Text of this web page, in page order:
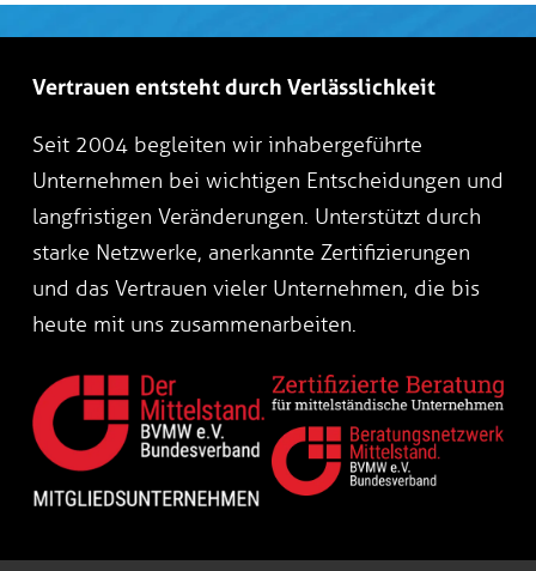
Vertrauen entsteht durch Verlässlichkeit
Seit 2004 begleiten wir inhabergeführte
Unternehmen bei wichtigen Entscheidungen und
langfristigen Veränderungen. Unterstützt durch
starke Netzwerke, anerkannte Zertifizierungen
und das Vertrauen vieler Unternehmen, die bis
heute mit uns zusammenarbeiten.